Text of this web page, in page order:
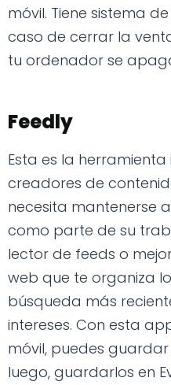
móvil. Tiene sistema
caso de cerrar la
tu ordenador se
Feedly
Esta es la
creadores de
necesita mantenerse
como parte de su
lector de feeds o
web que te organiza
búsqueda más
intereses. Con esta
móvil, puedes
luego, guardarlos en